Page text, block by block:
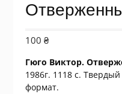
100 ₴
Гюго Виктор.
1986г. 1118 c.
формат.